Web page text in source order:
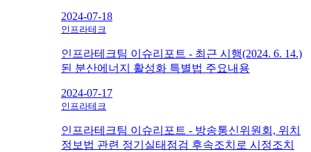
2024-07-18
인프라테크
인프라테크팀 이슈리포트 - 최근 시행(2024. 6. 14.)
된 분산에너지 활성화 특별법 주요내용
2024-07-17
인프라테크
인프라테크팀 이슈리포트 - 방송통신위원회, 위치
정보법 관련 정기실태점검 후속조치로 시정조치